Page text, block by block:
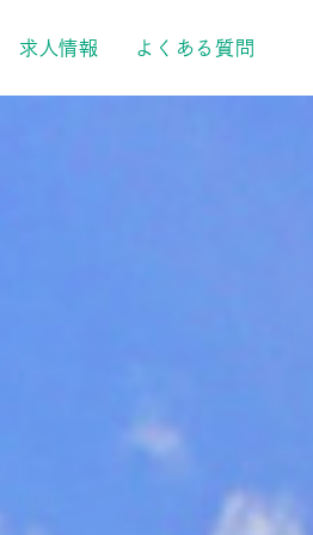
求人情報 よくある質問